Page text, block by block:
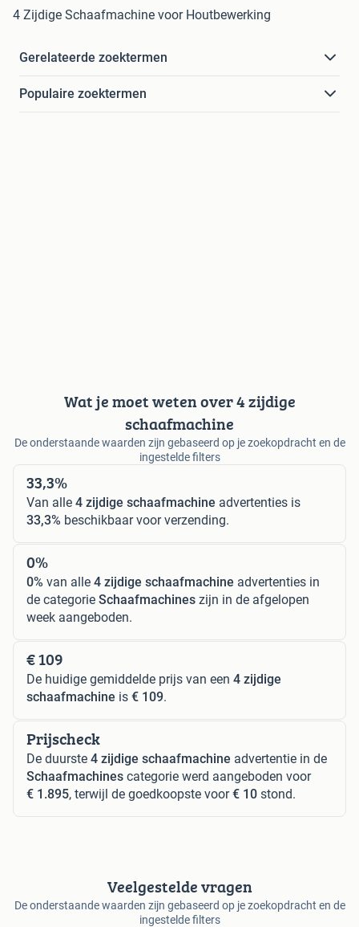
4 Zijdige Schaafmachine voor Houtbewerking
Gerelateerde zoektermen
Populaire zoektermen
Wat je moet weten over 4 zijdige
schaafmachine
De onderstaande waarden zijn gebaseerd op je zoekopdracht en de
ingestelde filters
33,3%
Van alle 4 zijdige schaafmachine advertenties is
33,3% beschikbaar voor verzending.
0%
0% van alle 4 zijdige schaafmachine advertenties in
de categorie Schaafmachines zijn in de afgelopen
week aangeboden.
€ 109
De huidige gemiddelde prijs van een 4 zijdige
schaafmachine is € 109.
Prijscheck
De duurste 4 zijdige schaafmachine advertentie in de
Schaafmachines categorie werd aangeboden voor
€ 1.895, terwijl de goedkoopste voor€ 10 stond.
Veelgestelde vragen
De onderstaande waarden zijn gebaseerd op je zoekopdracht en de
ingestelde filters